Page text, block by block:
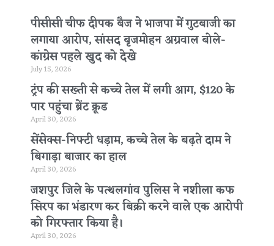
पीसीसी चीफ दीपक बैज ने भाजपा में गुटबाजी का
लगाया आरोप, सांसद बृजमोहन अग्रवाल बोले-
कांग्रेस पहले खुद को देखे
July 15, 2026
ट्रंप की सख्ती से कच्चे तेल में लगी आग, $120 के
पार पहुंचा ब्रेंट क्रूड
April 30, 2026
सेंसेक्स-निफ्टी धड़ाम, कच्चे तेल के बढ़ते दाम ने
बिगाड़ा बाजार का हाल
April 30, 2026
जशपुर जिले के पत्थलगांव पुलिस ने नशीला कफ
सिरप का भंडारण कर बिक्री करने वाले एक आरोपी
को गिरफ्तार किया है।
April 30, 2026